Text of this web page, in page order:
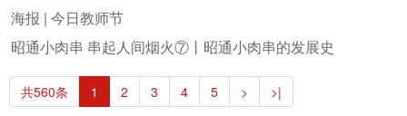
海报 | 今日教师节
昭通小肉串 串起人间烟火⑦丨昭通小肉串的发展史
共560条 1 2 3 4 5 > >|